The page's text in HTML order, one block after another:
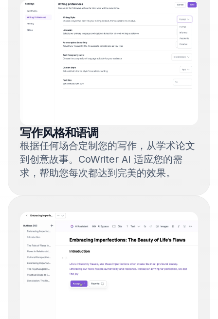
写作风格和语调
根据任何场合定制您的写作，从学术论文
到创意故事。CoWriter AI 适应您的需
求，帮助您每次都达到完美的效果。